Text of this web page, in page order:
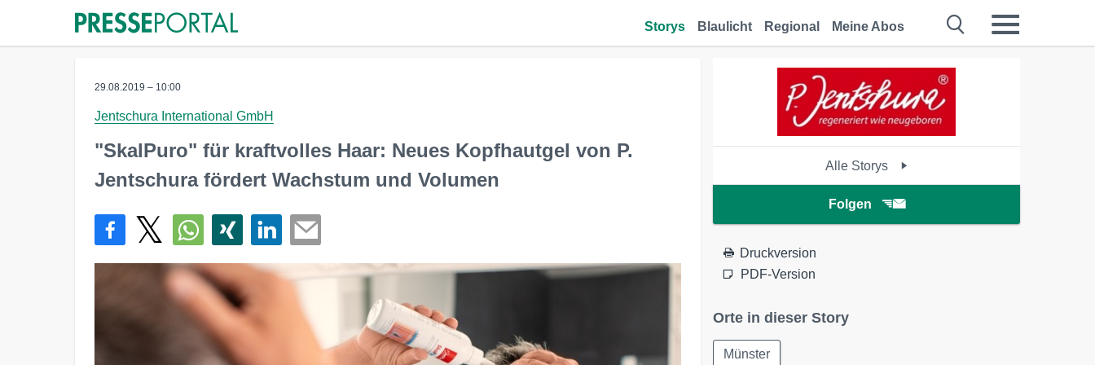
Storys Blaulicht Regional Meine Abos
29.08.2019 – 10:00
Jentschura International GmbH
"SkalPuro" für kraftvolles Haar: Neues Kopfhautgel von P.
Jentschura fördert Wachstum und Volumen
Alle Storys
Folgen
Druckversion
PDF-Version
Orte in dieser Story
Münster